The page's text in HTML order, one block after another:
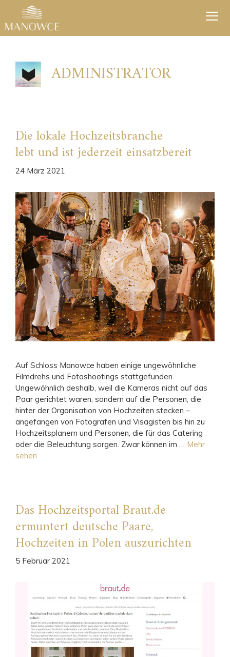
springen
ADMINISTRATOR
Die lokale Hochzeitsbranche
lebt und ist jederzeit einsatzbereit
24 März 2021
Auf Schloss Manowce haben einige ungewöhnliche
Filmdrehs und Fotoshootings stattgefunden.
Ungewöhnlich deshalb, weil die Kameras nicht auf das
Paar gerichtet waren, sondern auf die Personen, die
hinter der Organisation von Hochzeiten stecken –
angefangen von Fotografen und Visagisten bis hin zu
Hochzeitsplanern und Personen, die für das Catering
oder die Beleuchtung sorgen. Zwar können im … Mehr
sehen
Das Hochzeitsportal Braut.de
ermuntert deutsche Paare,
Hochzeiten in Polen auszurichten
5 Februar 2021